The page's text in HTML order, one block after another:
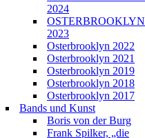
2024
OSTERBROOKLYN
2023
Osterbrooklyn 2022
Osterbrooklyn 2021
Osterbrooklyn 2019
Osterbrooklyn 2018
Osterbrooklyn 2017
Bands und Kunst
Boris von der Burg
Frank Spilker, „die